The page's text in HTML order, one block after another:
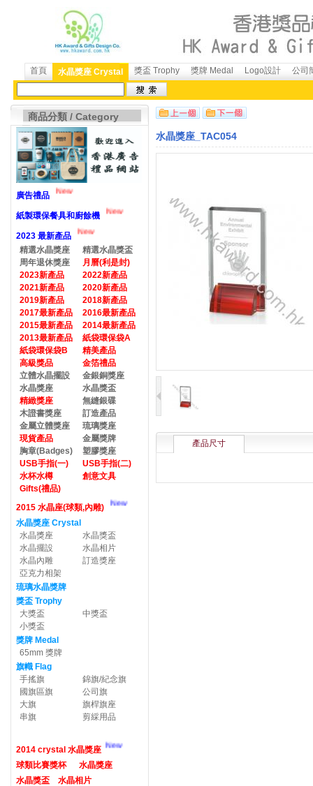
首頁 水晶獎座 Crystal 獎盃 Trophy 獎牌 Medal Logo設計 公司
商品分類 / Category
廣告禮品 New
紙製環保餐具和廚餘機 New
2023 最新產品
New
精選水晶獎座
精選水晶獎盃
周年退休獎座
月曆(利是封)
2023新產品
2022新產品
2021新產品
2020新產品
2019新產品
2018新產品
2017最新產品
2016最新產品
2015最新產品
2014最新產品
2013最新產品
紙袋環保袋A
紙袋環保袋B
精美產品
高級獎品
金箔禮品
立體水晶擺設
金銀銅獎座
水晶獎座
水晶獎盃
精緻獎座
無縫銀碟
木證書獎座
訂造產品
金屬立體獎座
琉璃獎座
現貨產品
金屬獎牌
胸章(Badges)
塑膠獎座
USB手指(一)
USB手指(二)
水杯水樽
創意文具
Gifts(禮品)
2015 水晶座(球類,內雕)
New
水晶獎座 Crystal
水晶獎座
水晶獎盃
水晶擺設
水晶相片
水晶內雕
訂造獎座
亞克力相架
琉璃水晶獎牌
獎盃 Trophy
大獎盃
中獎盃
小獎盃
獎牌 Medal
65mm 獎牌
旗幟 Flag
手搖旗
錦旗/紀念旗
國旗區旗
公司旗
大旗
旗桿旗座
串旗
剪綵用品
2014 crystal 水晶獎座 New
球類比賽獎杯
水晶獎座
水晶獎盃
水晶相片
水晶獎座_TAC054
產品尺寸